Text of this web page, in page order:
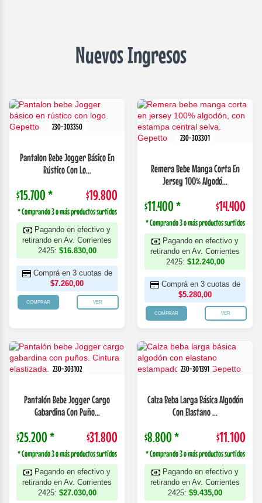
Nuevos Ingresos
230-303350
Pantalon Bebe Jogger Básico En
Rústico Con Lo...
$15.700 * $19.800
* Comprando 3 o más productos surtidos
Pagando en efectivo y
retirando en Av. Corrientes
2425: $16.830,00
Comprá en 3 cuotas de
$7.260,00
COMPRAR VER
230-303301
Remera Bebe Manga Corta En
Jersey 100% Algodó...
$11.400 * $14.400
* Comprando 3 o más productos surtidos
Pagando en efectivo y
retirando en Av. Corrientes
2425: $12.240,00
Comprá en 3 cuotas de
$5.280,00
COMPRAR VER
230-303102
Pantalón Bebe Jogger Cargo
Gabardina Con Puño...
$25.200 * $31.800
* Comprando 3 o más productos surtidos
Pagando en efectivo y
retirando en Av. Corrientes
2425: $27.030,00
230-301391
Calza Beba Larga Básica Algodón
Con Elastano ...
$8.800 * $11.100
* Comprando 3 o más productos surtidos
Pagando en efectivo y
retirando en Av. Corrientes
2425: $9.435,00